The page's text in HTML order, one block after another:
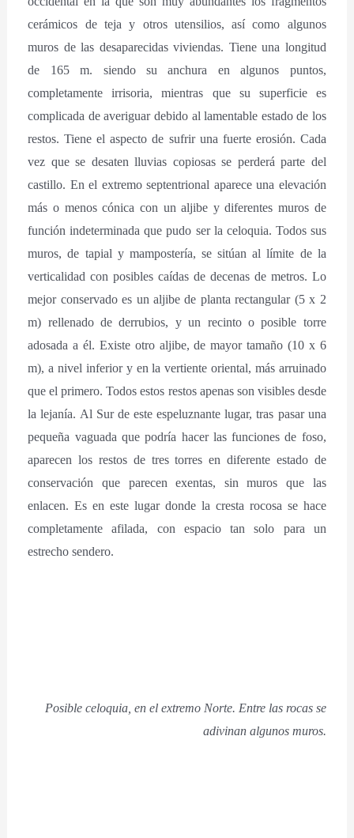
cerámicos de teja y otros utensilios, así como algunos
muros de las desaparecidas viviendas. Tiene una longitud
de 165 m. siendo su anchura en algunos puntos,
completamente irrisoria, mientras que su superficie es
complicada de averiguar debido al lamentable estado de los
restos. Tiene el aspecto de sufrir una fuerte erosión. Cada
vez que se desaten lluvias copiosas se perderá parte del
castillo. En el extremo septentrional aparece una elevación
más o menos cónica con un aljibe y diferentes muros de
función indeterminada que pudo ser la celoquia. Todos sus
muros, de tapial y mampostería, se sitúan al límite de la
verticalidad con posibles caídas de decenas de metros. Lo
mejor conservado es un aljibe de planta rectangular (5 x 2
m) rellenado de derrubios, y un recinto o posible torre
adosada a él. Existe otro aljibe, de mayor tamaño (10 x 6
m), a nivel inferior y en la vertiente oriental, más arruinado
que el primero. Todos estos restos apenas son visibles desde
la lejanía. Al Sur de este espeluznante lugar, tras pasar una
pequeña vaguada que podría hacer las funciones de foso,
aparecen los restos de tres torres en diferente estado de
conservación que parecen exentas, sin muros que las
enlacen. Es en este lugar donde la cresta rocosa se hace
completamente afilada, con espacio tan solo para un
estrecho sendero.
Posible celoquia, en el extremo Norte. Entre las rocas se
adivinan algunos muros.